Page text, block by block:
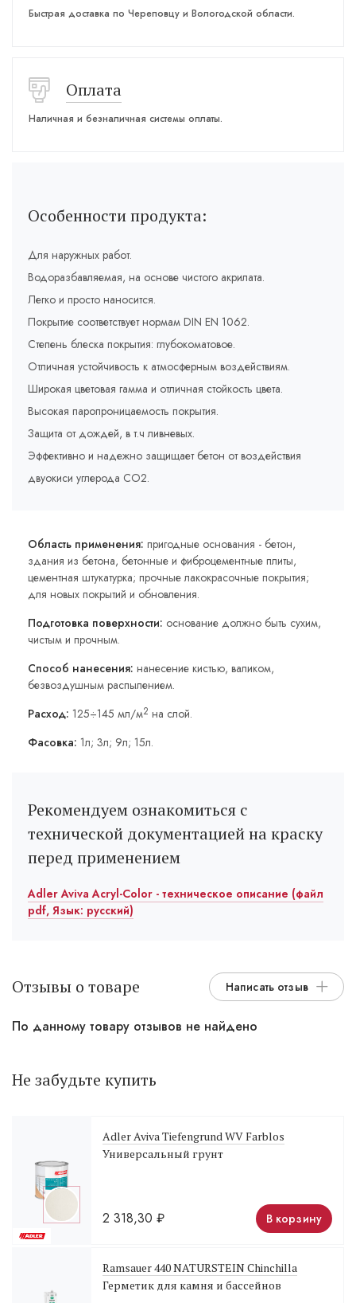
Быстрая доставка по Череповцу и Вологодской области.
Оплата
Наличная и безналичная системы оплаты.
Особенности продукта:
Для наружных работ.
Водоразбавляемая, на основе чистого акрилата.
Легко и просто наносится.
Покрытие соответствует нормам DIN EN 1062.
Степень блеска покрытия: глубокоматовое.
Отличная устойчивость к атмосферным воздействиям.
Широкая цветовая гамма и отличная стойкость цвета.
Высокая паропроницаемость покрытия.
Защита от дождей, в т.ч ливневых.
Эффективно и надежно защищает бетон от воздействия
двуокиси углерода СО2.
Область применения: пригодные основания - бетон,
здания из бетона, бетонные и фиброцементные плиты,
цементная штукатурка; прочные лакокрасочные покрытия;
для новых покрытий и обновления.
Подготовка поверхности: основание должно быть сухим,
чистым и прочным.
Способ нанесения: нанесение кистью, валиком,
безвоздушным распылением.
Расход: 125÷145 мл/м2 на слой.
Фасовка: 1л; 3л; 9л; 15л.
Рекомендуем ознакомиться с
технической документацией на краску
перед применением
Adler Aviva Acryl-Color - техническое описание (файл
pdf, Язык: русский)
Отзывы о товаре Написать отзыв
По данному товару отзывов не найдено
Не забудьте купить
Adler Aviva Tiefengrund WV Farblos
Универсальный грунт
2 318,30 ₽ В корзину
Ramsauer 440 NATURSTEIN Chinchilla
Герметик для камня и бассейнов